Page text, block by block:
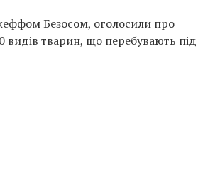
Безосом, оголосили про
видів тварин, що перебувають під